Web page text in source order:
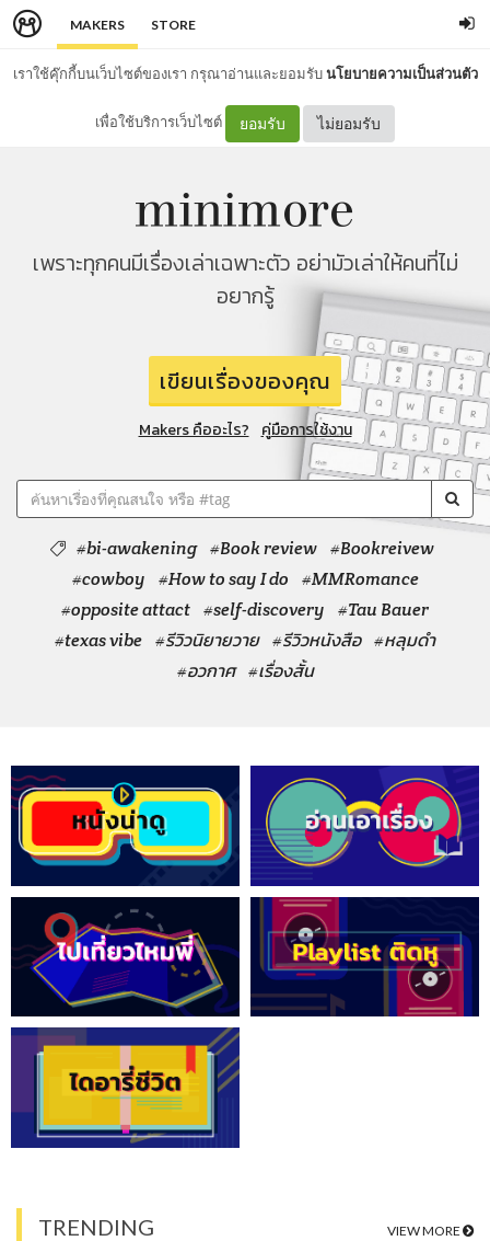
MAKERS STORE
เราใช้คุ๊กกี้บนเว็บไซต์ของเรา กรุณาอ่านและยอมรับนโยบายความเป็นส่วนตัว
เพื่อใช้บริการเว็บไซต์ ยอมรับ ไม่ยอมรับ
เพราะทุกคนมีเรื่องเล่าเฉพาะตัว อย่ามัวเล่าให้คนที่ไม่
อยากรู้
เขียนเรื่องของคุณ
Makers คืออะไร? คู่มือการใช้งาน
#bi-awakening #Book review #Bookreivew
#cowboy
#How to say I do
#MMRomance
#opposite attact #self-discovery
#Tau Bauer
#texas vibe #รีวิวนิยายวาย #รีวิวหนังสือ #หลุมดำ
#อวกาศ #เรื่องสั้น
TRENDING VIEW MORE